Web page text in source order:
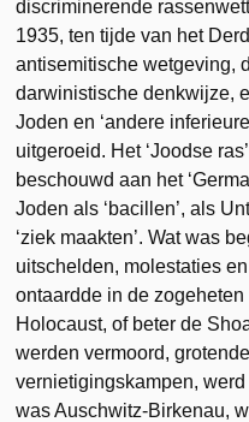
discriminerende
1935, ten tijde van het
antisemitische wetgeving,
darwinistische denkwijze,
Joden en ‘andere
uitgeroeid. Het ‘Joodse
beschouwd aan het
Joden als ‘bacillen’, als
‘ziek maakten’. Wat was
uitschelden, molestaties
ontaardde in de zogeheten
Holocaust, of beter de
werden vermoord,
vernietigingskampen,
was Auschwitz-Birkenau,